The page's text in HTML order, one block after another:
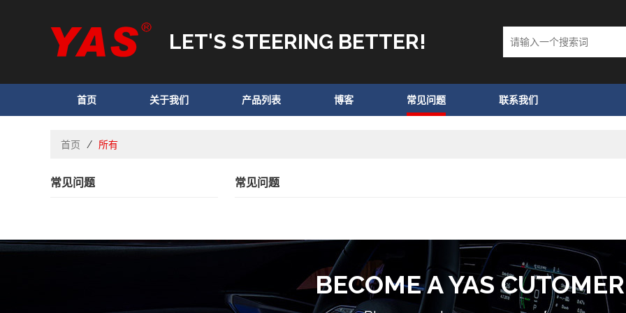
LET'S STEERING BETTER!
首页 关于我们 产品列表 博客 常见问题 联系我们
首页 / 所有
常见问题 常见问题
BECOME A YAS CUTOMER